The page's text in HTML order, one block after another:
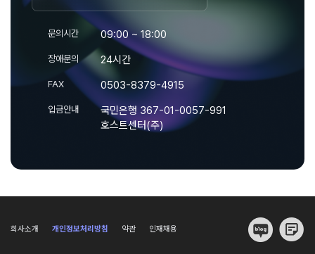
문의시간 09:00 ~ 18:00
장애문의 24시간
FAX 0503-8379-4915
입금안내
국민은행 367-01-0057-991
호스트센터(주)
회사소개 개인정보처리방침 약관 인재채용